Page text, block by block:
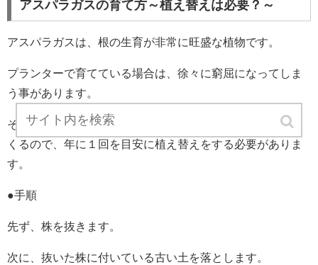
アスパラガスの育て方～植え替えは必要？～
アスパラガスは、根の生育が非常に旺盛な植物です。
プランターで育てている場合は、徐々に窮屈になってしま
う事があります。
そうなると根詰まりを起こしやすくなって生育に影響して
くるので、年に１回を目安に植え替えをする必要がありま
す。
●手順
先ず、株を抜きます。
次に、抜いた株に付いている古い土を落とします。